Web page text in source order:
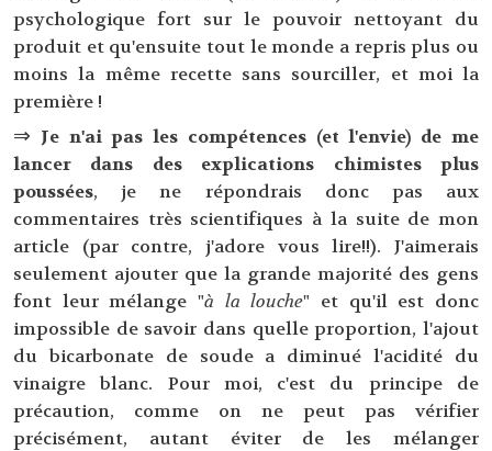
psychologique fort sur le pouvoir nettoyant du
produit et qu'ensuite tout le monde a repris plus ou
moins la même recette sans sourciller, et moi la
première !
⇒ Je n'ai pas les compétences (et l'envie) de me
lancer dans des explications chimistes plus
poussées, je ne répondrais donc pas aux
commentaires très scientifiques à la suite de mon
article (par contre, j'adore vous lire!!). J'aimerais
seulement ajouter que la grande majorité des gens
font leur mélange "à la louche" et qu'il est donc
impossible de savoir dans quelle proportion, l'ajout
du bicarbonate de soude a diminué l'acidité du
vinaigre blanc. Pour moi, c'est du principe de
précaution, comme on ne peut pas vérifier
précisément, autant éviter de les mélanger